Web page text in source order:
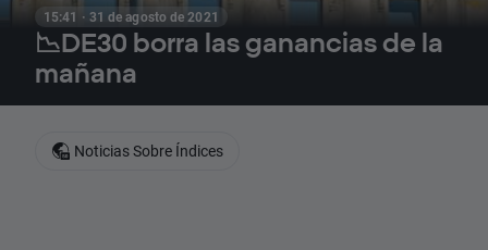
15:41 · 31 de agosto de 2021
📉DE30 borra las ganancias de la
mañana
Noticias Sobre Índices